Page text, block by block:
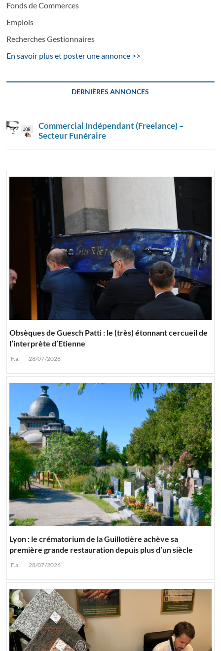
Fonds de Commerces
Emplois
Recherches Gestionnaires
En savoir plus et poster une annonce >>
DERNIÈRES ANNONCES
Commercial Indépendant (Freelance) –
Secteur Funéraire
Obsèques de Guesch Patti : le (très) étonnant cercueil de
l’interprète d’Etienne
F.a. 28/07/2026
Lyon : le crématorium de la Guillotière achève sa
première grande restauration depuis plus d’un siècle
F.a. 28/07/2026